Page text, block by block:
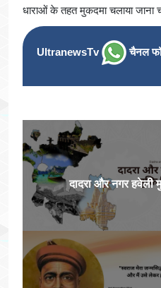
धाराओं के तहत मुकदमा चलाया जाना
UltranewsTv चैनल
दादरा और नगर हवेली